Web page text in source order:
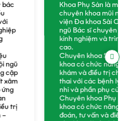
những
Bệnh
với đội
giàu
môn
thai kỳ,
mang
thai
chẩn
bệnh lý
Khoa Quốc
dưỡng nước
viên chuyên
sàng đáp
khỏe của
Tự hào
điều trị theo
nước tiên
chuyên môn
chăm sóc
Hỗ trợ bảo
thông qua
hiểm toàn
du lịch quốc